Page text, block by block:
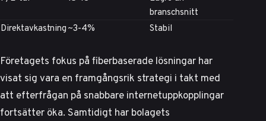
branschsnitt
Direktavkastning~3-4% Stabil
Företagets fokus på fiberbaserade lösningar har
visat sig vara en framgångsrik strategi i takt med
att efterfrågan på snabbare internetuppkopplingar
fortsätter öka. Samtidigt har bolagets